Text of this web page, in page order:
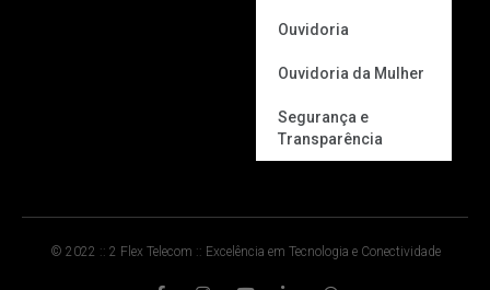
Ouvidoria
Ouvidoria da Mulher
Segurança e
Transparência
© 2022 :: 2 Flex Telecom :: Excelência em Tecnologia e Conectividade